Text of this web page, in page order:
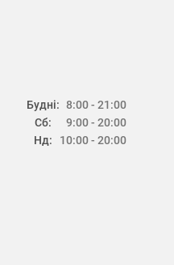
Будні:
Сб:
Нд:
8:00 - 21:00
9:00 - 20:00
10:00 - 20:00